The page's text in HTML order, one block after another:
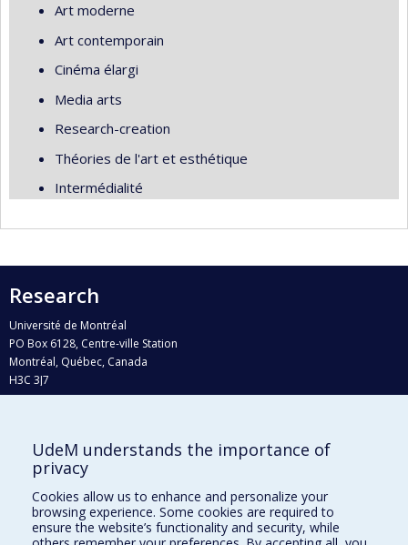
Art moderne
Art contemporain
Cinéma élargi
Media arts
Research-creation
Théories de l'art et esthétique
Intermédialité
Research
Université de Montréal
PO Box 6128, Centre-ville Station
Montréal, Québec, Canada
H3C 3J7
Who does what?
Find us
Site map
UdeM understands the importance of
privacy
Cookies allow us to enhance and personalize your
browsing experience. Some cookies are required to
ensure the website’s functionality and security, while